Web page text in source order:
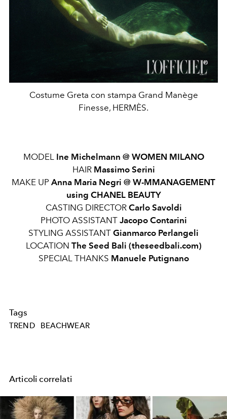
Costume Greta con stampa Grand Manège
Finesse, HERMÈS.
MODEL Ine Michelmann @ WOMEN MILANO
HAIR Massimo Serini
MAKE UP Anna Maria Negri @ W-MMANAGEMENT
using CHANEL BEAUTY
CASTING DIRECTOR Carlo Savoldi
PHOTO ASSISTANT Jacopo Contarini
STYLING ASSISTANT Gianmarco Perlangeli
LOCATION The Seed Bali (theseedbali.com)
SPECIAL THANKS Manuele Putignano
Tags
TREND BEACHWEAR
Articoli correlati